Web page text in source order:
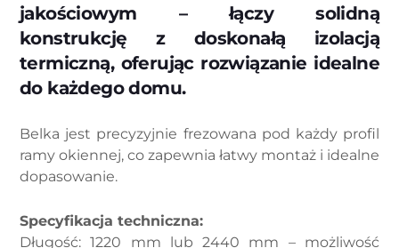
jakościowym – łączy solidną
konstrukcję z doskonałą izolacją
termiczną, oferując rozwiązanie idealne
do każdego domu.
Belka jest precyzyjnie frezowana pod każdy profil
ramy okiennej, co zapewnia łatwy montaż i idealne
dopasowanie.
Specyfikacja techniczna:
Długość: 1220 mm lub 2440 mm – możliwość